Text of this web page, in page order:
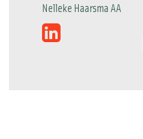
Nelleke Haarsma AA